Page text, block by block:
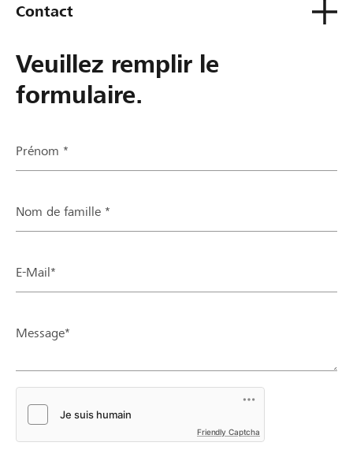
Contact
Veuillez remplir le
formulaire.
Prénom *
Nom de famille *
E-Mail*
Message*
Friendly Captcha